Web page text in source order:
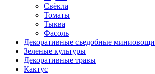
Свёкла
Томаты
Тыква
Фасоль
Декоративные съедобные миниовощи
Зеленые культуры
Декоративные травы
Кактус